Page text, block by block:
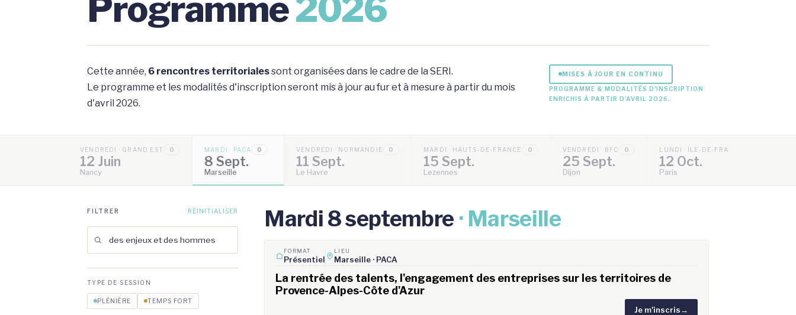
Programme2026
Cette année, 6 rencontres territorialessont organisées dans le cadre de la SERI.
Le programme et les modalités d'inscription seront mis à jour au fur et à mesure à partir du mois
d'avril 2026.
MISES À JOUR EN CONTINU
PROGRAMME & MODALITÉS D'INSCRIPTION
ENRICHIS À PARTIR D'AVRIL 2026.
VENDREDI · GRAND EST 0
12 Juin
Nancy
MARDI · PACA 0
8 Sept.
Marseille
VENDREDI · NORMANDIE 0
11 Sept.
Le Havre
MARDI · HAUTS-DE-FRANCE 0
15 Sept.
Lezennes
VENDREDI · BFC 0
25 Sept.
Dijon
LUNDI · ÎLE-DE-FRANCE
12 Oct.
Paris
FILTRER RÉINITIALISER
TYPE DE SESSION
PLÉNIÈRE TEMPS FORT
Mardi 8 septembre · Marseille
FORMAT
Présentiel
LIEU
Marseille · PACA
La rentrée des talents, l'engagement des entreprises sur les territoires de
Provence-Alpes-Côte d'Azur
Je m'inscris→